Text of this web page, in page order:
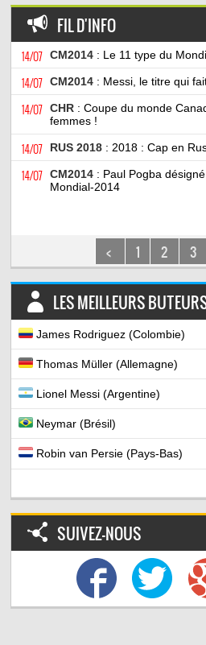
FIL D'INFO
14/07 CM2014 : Le 11 type du
14/07 CM2014 : Messi, le titre qui
14/07 CHR : Coupe du monde
femmes !
14/07 RUS 2018 : 2018 : Cap en
14/07 CM2014 : Paul Pogba
Mondial-2014
< 1 2 3
LES MEILLEURS
James Rodriguez (Colombie)
Thomas Müller (Allemagne)
Lionel Messi (Argentine)
Neymar (Brésil)
Robin van Persie (Pays-Bas)
SUIVEZ-NOUS